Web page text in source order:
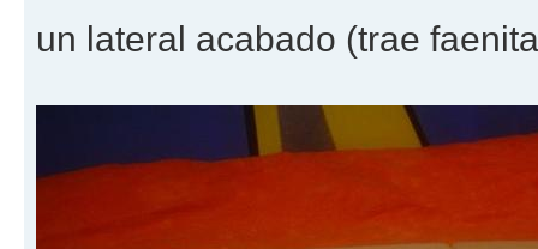
un lateral acabado (trae